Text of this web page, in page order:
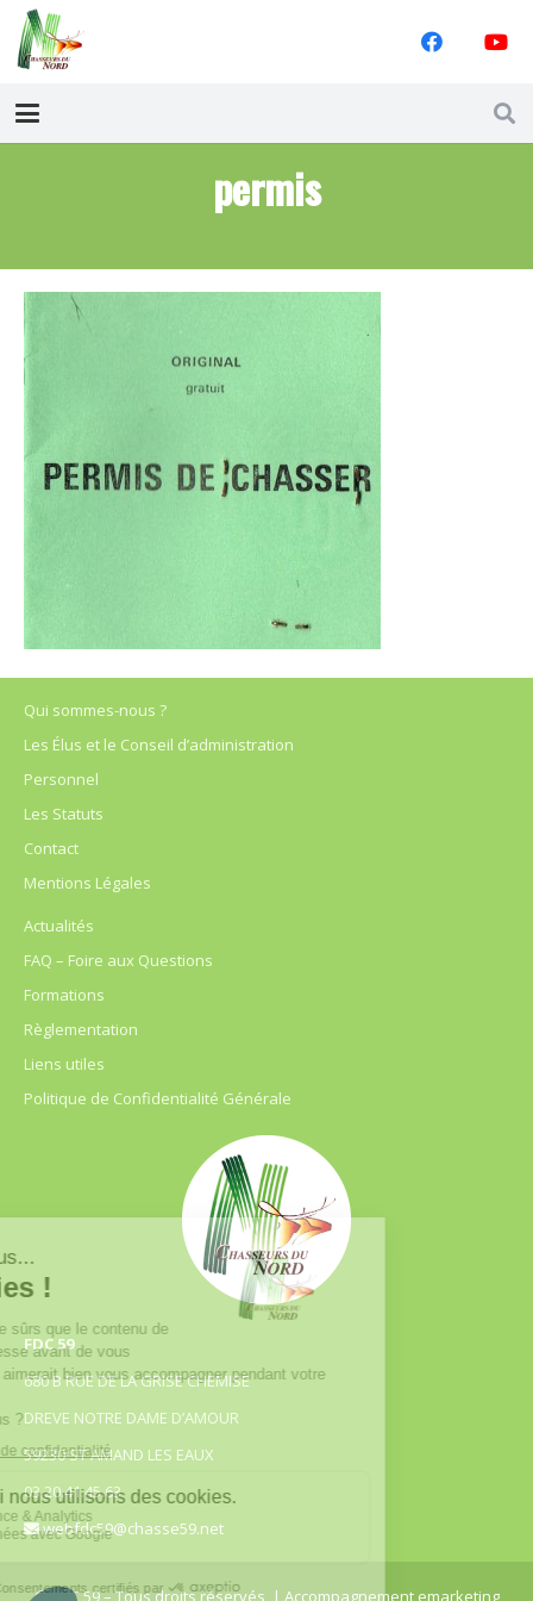
permis
Qui sommes-nous ?
Les Élus et le Conseil d’administration
Personnel
Les Statuts
Contact
Mentions Légales
Actualités
FAQ – Foire aux Questions
Formations
Règlementation
Liens utiles
Politique de Confidentialité Générale
FDC 59
680 B RUE DE LA GRISE CHEMISE
DREVE NOTRE DAME D’AMOUR
59230 ST AMAND LES EAUX
03.20.41.45.63
webfdc59@chasse59.net
© FDC 59 – Tous droits réservés | Accompagnement emarketing